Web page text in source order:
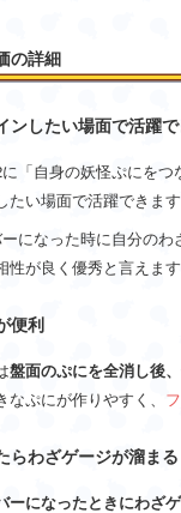
の詳細
ンしたい場面で活躍
に「自身の妖怪ぷにを
い場面で活躍できます
になった時に自分の
が良く優秀と言えます
便利
盤面のぷにを全消し後
ぷにが作りやすく、
らわざゲージが溜まる
ーになったときにわざ